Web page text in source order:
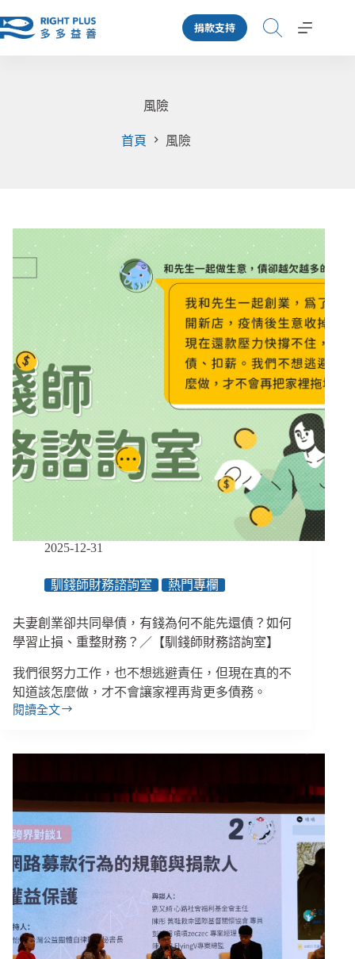
至
捐款支持
風險
首頁 風險
2025-12-31
馴錢師財務諮詢室 熱門專欄
夫妻創業卻共同舉債，有錢為何不能先還債？如何
學習止損、重整財務？／【馴錢師財務諮詢室】
我們很努力工作，也不想逃避責任，但現在真的不
知道該怎麼做，才不會讓家裡再背更多債務。
閱讀全文
夫
共
舉
有
為
不
能